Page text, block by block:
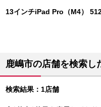
13インチiPad Pro（M4）
鹿嶋市の店舗を検索し
検索結果：1店舗